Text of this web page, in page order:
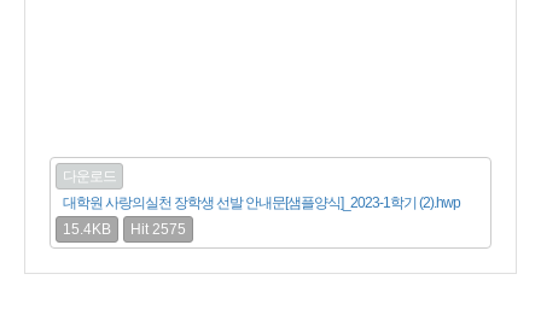
다운로드
대학원 사랑의실천 장학생 선발 안내문[샘플양식]_2023-1학기 (2).hwp
15.4KB
Hit 2575